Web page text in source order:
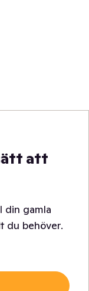
att
din gamla
du behöver.